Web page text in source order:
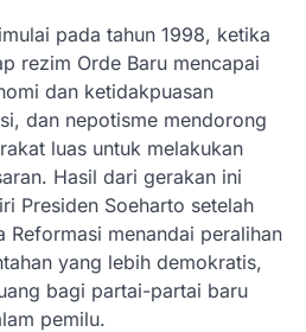
pada tahun 1998, ketika
rezim Orde Baru mencapai
dan ketidakpuasan
dan nepotisme mendorong
luas untuk melakukan
Hasil dari gerakan ini
Presiden Soeharto setelah
Reformasi menandai peralihan
yang lebih demokratis,
bagi partai-partai baru
pemilu.